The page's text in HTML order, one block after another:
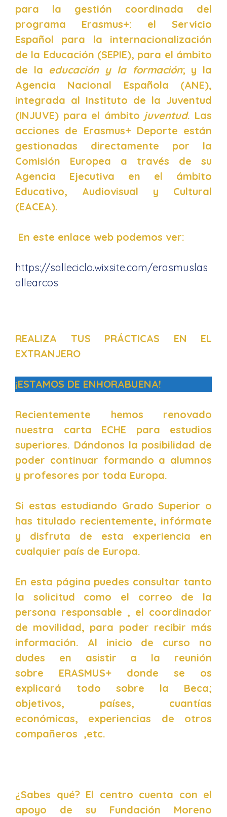
para la gestión coordinada del
programa Erasmus+: el Servicio
Español para la internacionalización
de la Educación (SEPIE), para el ámbito
de la educación y la formación; y la
Agencia Nacional Española (ANE),
integrada al Instituto de la Juventud
(INJUVE) para el ámbito juventud. Las
acciones de Erasmus+ Deporte están
gestionadas directamente por la
Comisión Europea a través de su
Agencia Ejecutiva en el ámbito
Educativo, Audiovisual y Cultural
(EACEA).
En este enlace web podemos ver:
https://salleciclo.wixsite.com/erasmuslas
allearcos
REALIZA TUS PRÁCTICAS EN EL
EXTRANJERO
¡ESTAMOS DE ENHORABUENA!
Recientemente hemos renovado
nuestra carta ECHE para estudios
superiores. Dándonos la posibilidad de
poder continuar formando a alumnos
y profesores por toda Europa.
Si estas estudiando Grado Superior o
has titulado recientemente, infórmate
y disfruta de esta experiencia en
cualquier país de Europa.
En esta página puedes consultar tanto
la solicitud como el correo de la
persona responsable , el coordinador
de movilidad, para poder recibir más
información. Al inicio de curso no
dudes en asistir a la reunión
sobre ERASMUS+ donde se os
explicará todo sobre la Beca;
objetivos, países, cuantías
económicas, experiencias de otros
compañeros ,etc.
¿Sabes qué? El centro cuenta con el
apoyo de su Fundación Moreno